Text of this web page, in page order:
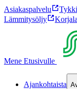
Asiakaspalvelu
Lämmitysöljy
Mene Etusivulle
Ajankohtaista